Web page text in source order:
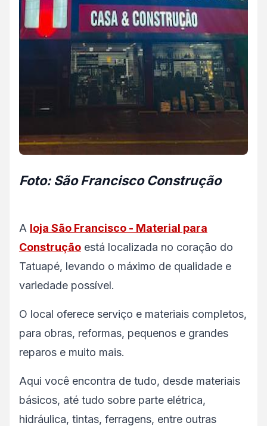
Foto: São Francisco Construção
A loja São Francisco - Material para
Construção está localizada no coração do
Tatuapé, levando o máximo de qualidade e
variedade possível.
O local oferece serviço e materiais completos,
para obras, reformas, pequenos e grandes
reparos e muito mais.
Aqui você encontra de tudo, desde materiais
básicos, até tudo sobre parte elétrica,
hidráulica, tintas, ferragens, entre outras